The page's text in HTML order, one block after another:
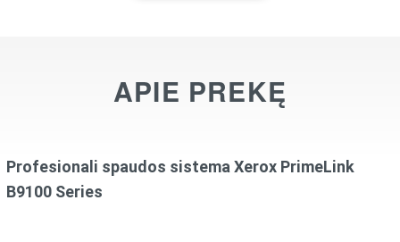
APIE PREKĘ
Profesionali spaudos sistema Xerox PrimeLink
B9100 Series